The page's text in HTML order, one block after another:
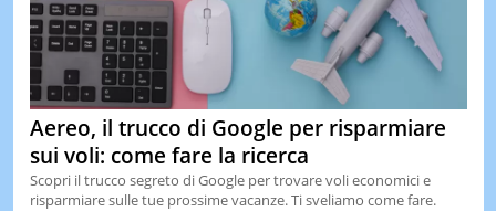
Aereo, il trucco di Google per risparmiare
sui voli: come fare la ricerca
Scopri il trucco segreto di Google per trovare voli economici e
risparmiare sulle tue prossime vacanze. Ti sveliamo come fare.